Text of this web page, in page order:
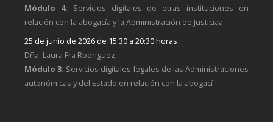
Módulo 4: Servicios digitales de otras instituciones en
relación con la abogacía y la Administración de Justiciaa
25 de junio de 2026 de 15:30 a 20:30 horas .
Dña. Laura Fra Rodríguez
Módulo 3: Servicios digitales legales de las Administraciones
autonómicas y del Estado en relación con la abogací